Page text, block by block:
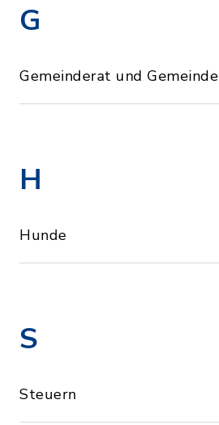
G
Gemeinderat und Gemeinde
H
Hunde
S
Steuern